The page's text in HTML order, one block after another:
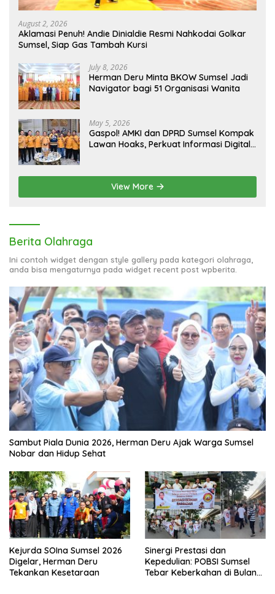
August 2, 2026
Aklamasi Penuh! Andie Dinialdie Resmi Nahkodai Golkar
Sumsel, Siap Gas Tambah Kursi
July 8, 2026
Herman Deru Minta BKOW Sumsel Jadi
Navigator bagi 51 Organisasi Wanita
May 5, 2026
Gaspol! AMKI dan DPRD Sumsel Kompak
Lawan Hoaks, Perkuat Informasi Digital
View More
Berita Olahraga
Ini contoh widget dengan style gallery pada kategori olahraga,
anda bisa mengaturnya pada widget recent post wpberita.
Sambut Piala Dunia 2026, Herman Deru Ajak Warga Sumsel
Nobar dan Hidup Sehat
Kejurda SOIna Sumsel 2026
Digelar, Herman Deru
Tekankan Kesetaraan
Sinergi Prestasi dan
Kepedulian: POBSI Sumsel
Tebar Keberkahan di Bulan